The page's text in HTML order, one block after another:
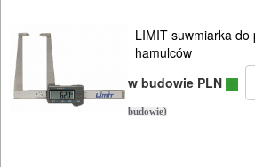
BUDOWLANE
I
ELEKTRY..
LIMIT suwmiarka do
hamulców
w budowie PLN
budowie)